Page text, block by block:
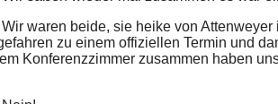
waren beide, sie heike von Attenweyer
zu einem offiziellen Termin und
Konferenzzimmer zusammen haben